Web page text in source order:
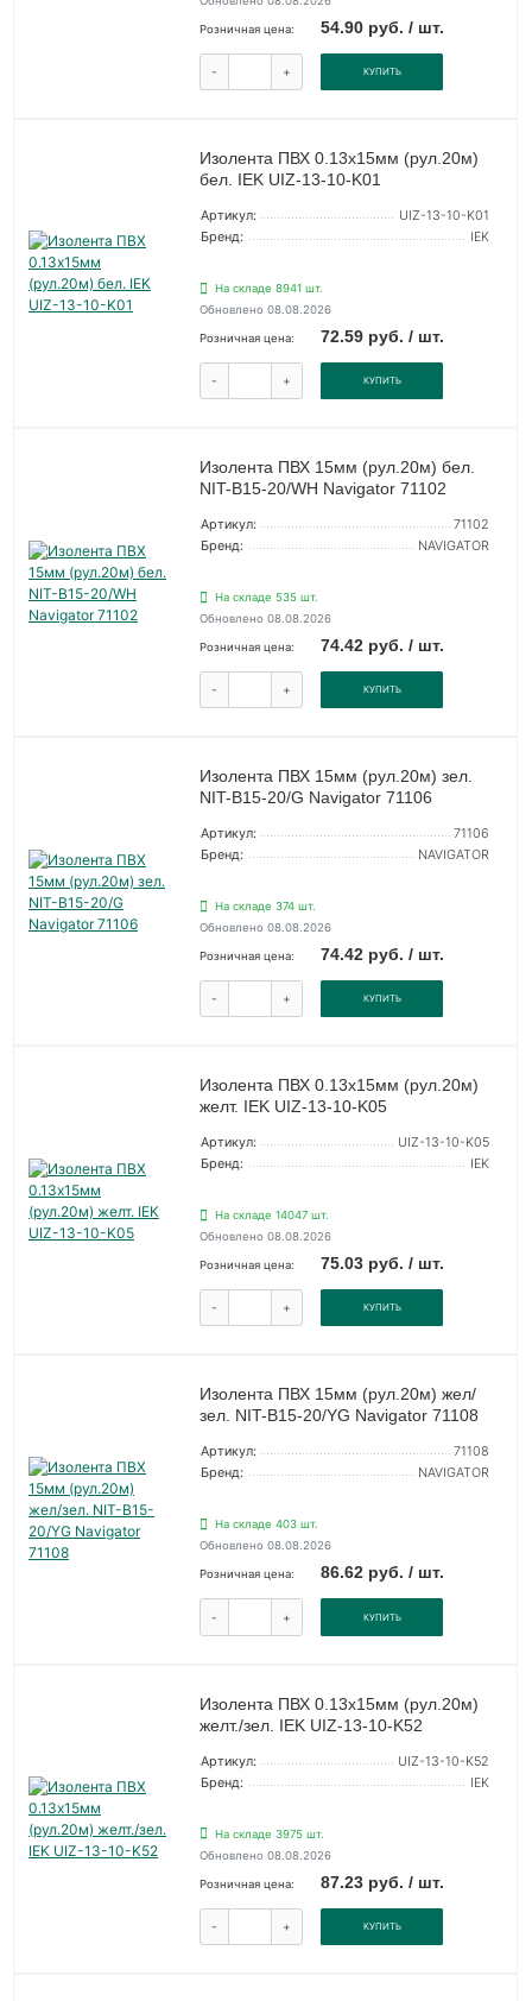
Розничная цена: 54.90 руб. / шт.
- + КУПИТЬ
Изолента ПВХ 0.13х15мм (рул.20м)
бел. IEK UIZ-13-10-K01
Артикул:
UIZ-13-10-K01
Бренд:
IEK
На складе 8941 шт.
Обновлено 08.08.2026
Розничная цена: 72.59 руб. / шт.
- + КУПИТЬ
Изолента ПВХ 15мм (рул.20м) бел.
NIT-B15-20/WH Navigator 71102
Артикул:
71102
Бренд:
NAVIGATOR
На складе 535 шт.
Обновлено 08.08.2026
Розничная цена: 74.42 руб. / шт.
- + КУПИТЬ
Изолента ПВХ 15мм (рул.20м) зел.
NIT-B15-20/G Navigator 71106
Артикул:
71106
Бренд:
NAVIGATOR
На складе 374 шт.
Обновлено 08.08.2026
Розничная цена: 74.42 руб. / шт.
- + КУПИТЬ
Изолента ПВХ 0.13х15мм (рул.20м)
желт. IEK UIZ-13-10-K05
Артикул:
UIZ-13-10-K05
Бренд:
IEK
На складе 14047 шт.
Обновлено 08.08.2026
Розничная цена: 75.03 руб. / шт.
- + КУПИТЬ
Изолента ПВХ 15мм (рул.20м) жел/
зел. NIT-B15-20/YG Navigator 71108
Артикул:
71108
Бренд:
NAVIGATOR
На складе 403 шт.
Обновлено 08.08.2026
Розничная цена: 86.62 руб. / шт.
- + КУПИТЬ
Изолента ПВХ 0.13х15мм (рул.20м)
желт./зел. IEK UIZ-13-10-K52
Артикул:
UIZ-13-10-K52
Бренд:
IEK
На складе 3975 шт.
Обновлено 08.08.2026
Розничная цена: 87.23 руб. / шт.
- + КУПИТЬ